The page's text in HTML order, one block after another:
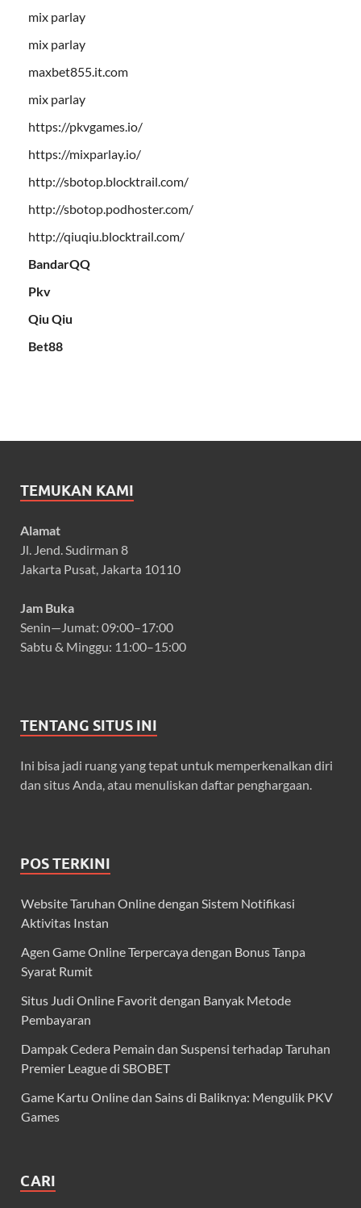
mix parlay
mix parlay
maxbet855.it.com
mix parlay
https://pkvgames.io/
https://mixparlay.io/
http://sbotop.blocktrail.com/
http://sbotop.podhoster.com/
http://qiuqiu.blocktrail.com/
BandarQQ
Pkv
Qiu Qiu
Bet88
TEMUKAN KAMI
Alamat
Jl. Jend. Sudirman 8
Jakarta Pusat, Jakarta 10110
Jam Buka
Senin—Jumat: 09:00–17:00
Sabtu & Minggu: 11:00–15:00
TENTANG SITUS INI
Ini bisa jadi ruang yang tepat untuk memperkenalkan diri
dan situs Anda, atau menuliskan daftar penghargaan.
POS TERKINI
Website Taruhan Online dengan Sistem Notifikasi
Aktivitas Instan
Agen Game Online Terpercaya dengan Bonus Tanpa
Syarat Rumit
Situs Judi Online Favorit dengan Banyak Metode
Pembayaran
Dampak Cedera Pemain dan Suspensi terhadap Taruhan
Premier League di SBOBET
Game Kartu Online dan Sains di Baliknya: Mengulik PKV
Games
CARI